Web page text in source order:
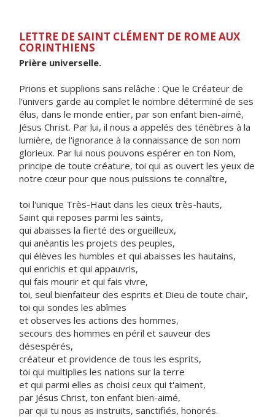
LETTRE DE SAINT CLÉMENT DE ROME AUX
CORINTHIENS
Prière universelle.
Prions et supplions sans relâche : Que le Créateur de
l'univers garde au complet le nombre déterminé de ses
élus, dans le monde entier, par son enfant bien-aimé,
Jésus Christ. Par lui, il nous a appelés des ténèbres à la
lumière, de l'ignorance à la connaissance de son nom
glorieux. Par lui nous pouvons espérer en ton Nom,
principe de toute créature, toi qui as ouvert les yeux de
notre cœur pour que nous puissions te connaître,
toi l'unique Très-Haut dans les cieux très-hauts,
Saint qui reposes parmi les saints,
qui abaisses la fierté des orgueilleux,
qui anéantis les projets des peuples,
qui élèves les humbles et qui abaisses les hautains,
qui enrichis et qui appauvris,
qui fais mourir et qui fais vivre,
toi, seul bienfaiteur des esprits et Dieu de toute chair,
toi qui sondes les abîmes
et observes les actions des hommes,
secours des hommes en péril et sauveur des
désespérés,
créateur et providence de tous les esprits,
toi qui multiplies les nations sur la terre
et qui parmi elles as choisi ceux qui t'aiment,
par Jésus Christ, ton enfant bien-aimé,
par qui tu nous as instruits, sanctifiés, honorés.